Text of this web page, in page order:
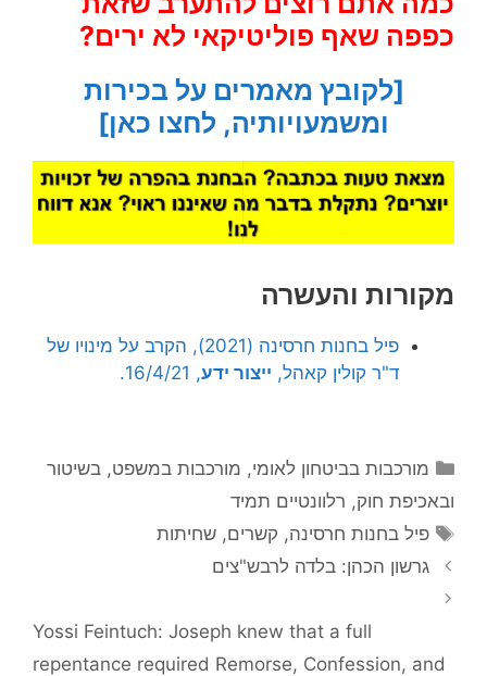
כפפה שאף פוליטיקאי לא ירים?
[לקובץ מאמרים על בכירות
ומשמעויותיה, לחצו כאן]
מקורות והעשרה
פיל בחנות חרסינה (2021), הקרב על מינויו של
ד"ר קולין קאהל, ייצור ידע, 16/4/21.
קטגוריות
מורכבות בביטחון לאומי, מורכבות במשפט, בשיטור
ובאכיפת חוק, רלוונטיים תמיד
תגיות
פיל בחנות חרסינה, קשרים,שחיתות
גרשון הכהן: בלדה לרבש"צים
Yossi Feintuch: Joseph knew that a full
repentance required Remorse, Confession, and